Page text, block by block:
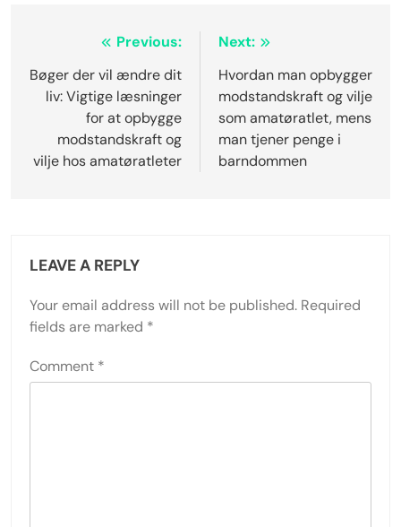
navigation
Previous:
Bøger der vil ændre dit
liv: Vigtige læsninger
for at opbygge
modstandskraft og
vilje hos amatøratleter
Next:
Hvordan man opbygger
modstandskraft og vilje
som amatøratlet, mens
man tjener penge i
barndommen
LEAVE A REPLY
Your email address will not be published. Required
fields are marked *
Comment *